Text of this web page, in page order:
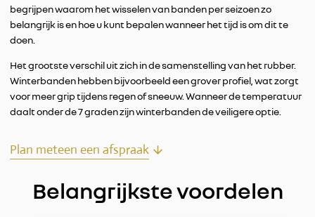
begrijpen waarom het wisselen van banden per seizoen zo
belangrijk is en hoe u kunt bepalen wanneer het tijd is om dit te
doen.
Het grootste verschil uit zich in de samenstelling van het rubber.
Winterbanden hebben bijvoorbeeld een grover profiel, wat zorgt
voor meer grip tijdens regen of sneeuw. Wanneer de temperatuur
daalt onder de 7 graden zijn winterbanden de veiligere optie.
Plan meteen een afspraak
Belangrijkste voordelen